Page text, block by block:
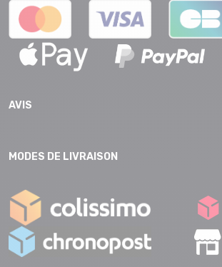
AVIS
MODES DE LIVRAISON